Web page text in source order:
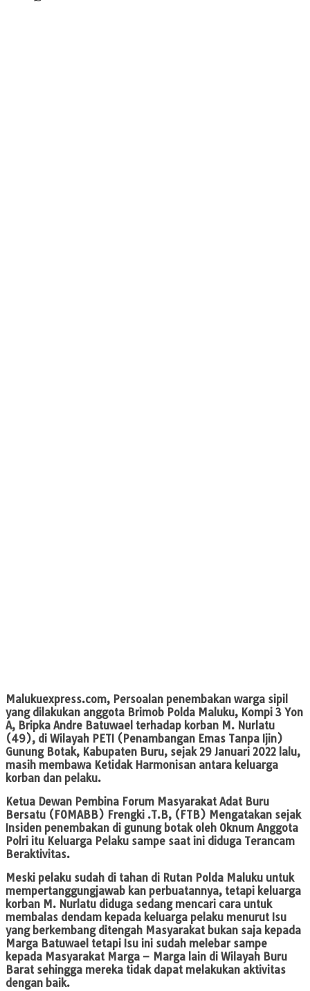
Malukuexpress.com, Persoalan penembakan warga sipil
yang dilakukan anggota Brimob Polda Maluku, Kompi 3 Yon
A, Bripka Andre Batuwael terhadap korban M. Nurlatu
(49), di Wilayah PETI (Penambangan Emas Tanpa Ijin)
Gunung Botak, Kabupaten Buru, sejak 29 Januari 2022 lalu,
masih membawa Ketidak Harmonisan antara keluarga
korban dan pelaku.
Ketua Dewan Pembina Forum Masyarakat Adat Buru
Bersatu (FOMABB) Frengki .T.B, (FTB) Mengatakan sejak
Insiden penembakan di gunung botak oleh Oknum Anggota
Polri itu Keluarga Pelaku sampe saat ini diduga Terancam
Beraktivitas.
Meski pelaku sudah di tahan di Rutan Polda Maluku untuk
mempertanggungjawab kan perbuatannya, tetapi keluarga
korban M. Nurlatu diduga sedang mencari cara untuk
membalas dendam kepada keluarga pelaku menurut Isu
yang berkembang ditengah Masyarakat bukan saja kepada
Marga Batuwael tetapi Isu ini sudah melebar sampe
kepada Masyarakat Marga – Marga lain di Wilayah Buru
Barat sehingga mereka tidak dapat melakukan aktivitas
dengan baik.